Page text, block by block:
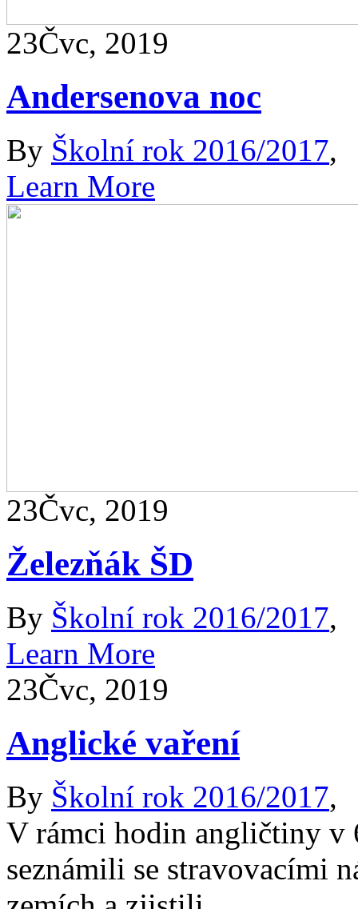
23Čvc, 2019
Andersenova noc
By Školní rok 2016/2017,
Learn More
23Čvc, 2019
Železňák ŠD
By Školní rok 2016/2017,
Learn More
23Čvc, 2019
Anglické vaření
By Školní rok 2016/2017,
V rámci hodin angličtiny v
seznámili se stravovacími